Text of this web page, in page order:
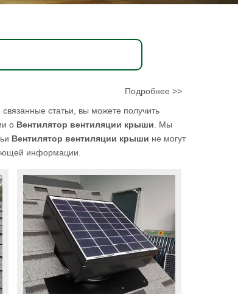
Подробнее >>
связанные статьи, вы можете получить
о Вентилятор вентиляции крыши . Мы
Вентилятор вентиляции крыши не могут
информации.